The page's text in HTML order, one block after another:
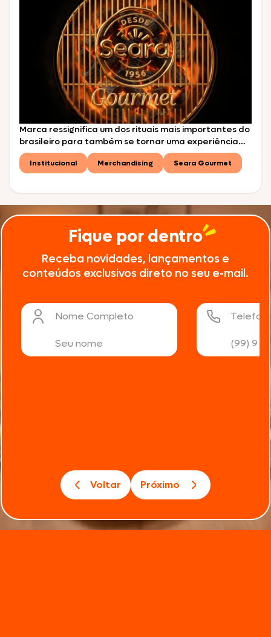
Marca ressignifica um dos rituais mais importantes do
brasileiro para também se tornar uma experiência
diferenciada com novos sabores São Paulo, maio de
2026 – A Seara Gourmet, uma das principais
gastronomia, transformou o churrasco em uma
experiência diferenciada com toques de requinte
em sua nova campanha, lançada nesta […]
Institucional Merchandising Seara Gourmet
Fique por dentro
Receba novidades, lançamentos e
conteúdos exclusivos direto no seu e-mail.
Nome Completo
Voltar Próximo